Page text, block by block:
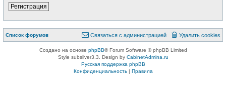
Регистрация
Список форумов Удалить cookies
Связаться с администрацией
Создано на основе phpBB® Forum Software © phpBB Limited
Style subsilver3.3. Design by CabinetAdmina.ru
Русская поддержка phpBB
Конфиденциальность| Правила